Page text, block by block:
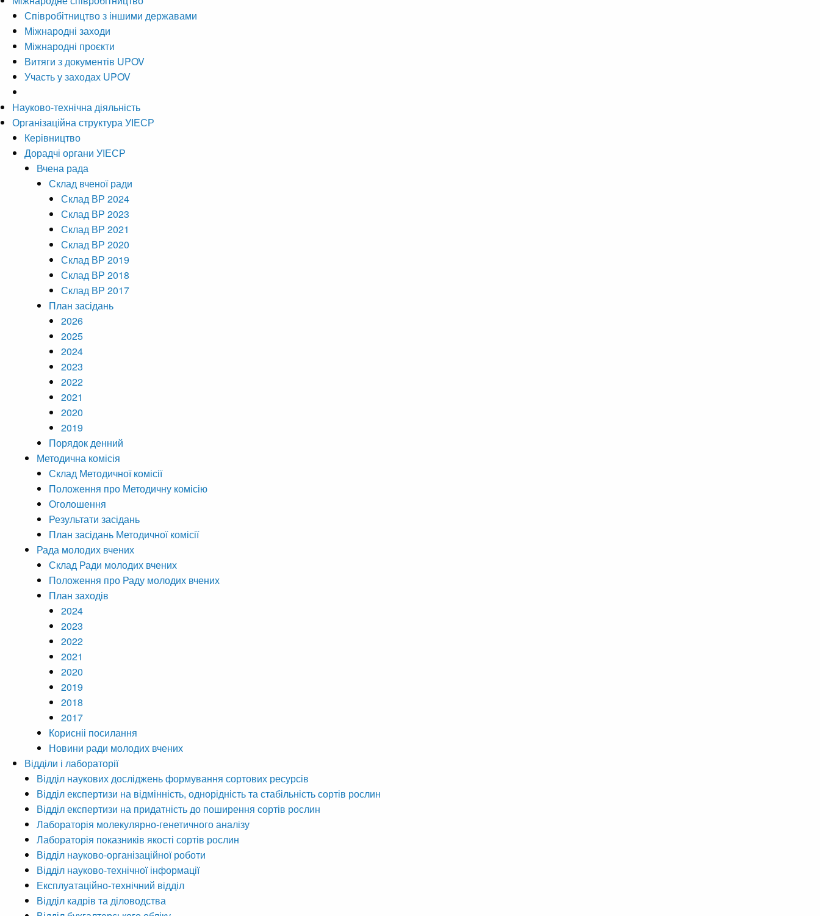
Співробітництво з іншими державами
Міжнародні заходи
Міжнародні проєкти
Витяги з документів UPOV
Участь у заходах UPOV
Науково-технічна діяльність
Організаційна структура УІЕСР
Керівництво
Дорадчі органи УІЕСР
Вчена рада
Склад вченої ради
Склад ВР 2024
Склад ВР 2023
Склад ВР 2021
Склад ВР 2020
Склад ВР 2019
Склад ВР 2018
Склад ВР 2017
План засідань
2026
2025
2024
2023
2022
2021
2020
2019
Порядок денний
Методична комісія
Склад Методичної комісії
Положення про Методичну комісію
Оголошення
Результати засідань
План засідань Методичної комісії
Рада молодих вчених
Склад Ради молодих вчених
Положення про Раду молодих вчених
План заходів
2024
2023
2022
2021
2020
2019
2018
2017
Корисніі посилання
Новини ради молодих вчених
Відділи і лабораторії
Відділ наукових досліджень формування сортових ресурсів
Відділ експертизи на відмінність, однорідність та стабільність сортів рослин
Відділ експертизи на придатність до поширення сортів рослин
Лабораторія молекулярно-генетичного аналізу
Лабораторія показників якості сортів рослин
Відділ науково-організаційної роботи
Відділ науково-технічної інформації
Експлуатаційно-технічний відділ
Відділ кадрів та діловодства